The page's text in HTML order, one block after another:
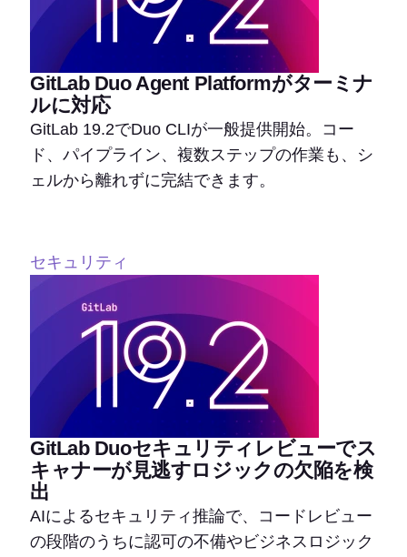
GitLab Duo Agent Platformがターミナ
ルに対応
GitLab 19.2でDuo CLIが一般提供開始。コー
ド、パイプライン、複数ステップの作業も、シ
ェルから離れずに完結できます。
セキュリティ
GitLab Duoセキュリティレビューでス
キャナーが見逃すロジックの欠陥を検
出
AIによるセキュリティ推論で、コードレビュー
の段階のうちに認可の不備やビジネスロジック